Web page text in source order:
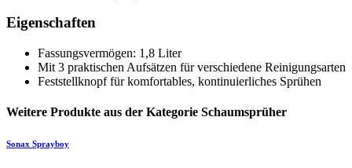
Eigenschaften
Fassungsvermögen: 1,8 Liter
Mit 3 praktischen Aufsätzen für verschiedene Reinigungsarten
Feststellknopf für komfortables, kontinuierliches Sprühen
Weitere Produkte aus der Kategorie Schaumsprüher
Sonax Sprayboy